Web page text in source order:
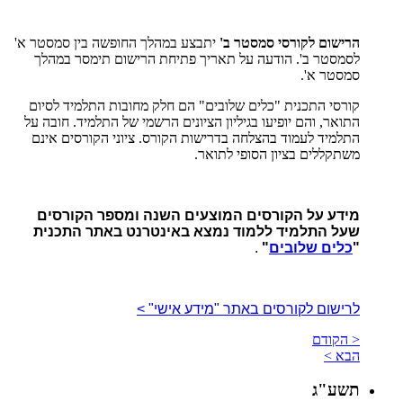
הרישום לקורסי סמסטר ב' יתבצע במהלך החופשה בין סמסטר א'
לסמסטר ב'. הודעה על תאריך פתיחת הרישום תימסר במהלך
סמסטר א'.
קורסי התכנית "כלים שלובים" הם חלק מחובות התלמיד לסיום
התואר, והם יופיעו בגיליון הציונים הרשמי של התלמיד. חובה על
התלמיד לעמוד בהצלחה בדרישות הקורס. ציוני הקורסים אינם
משתקללים בציון הסופי לתואר.
מידע על הקורסים המוצעים השנה ומספר הקורסים
שעל התלמיד ללמוד נמצא באינטרנט באתר התכנית
"כלים שלובים"
.
לרישום לקורסים באתר "מידע אישי" >
< הקודם
הבא >
תשע"ג